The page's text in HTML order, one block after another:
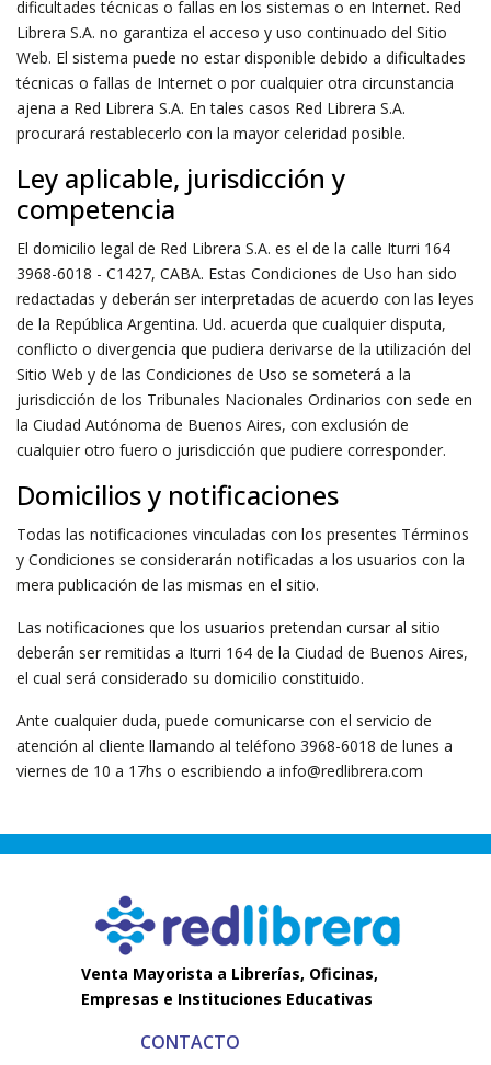
dificultades técnicas o fallas en los sistemas o en Internet. Red
Librera S.A. no garantiza el acceso y uso continuado del Sitio
Web. El sistema puede no estar disponible debido a dificultades
técnicas o fallas de Internet o por cualquier otra circunstancia
ajena a Red Librera S.A. En tales casos Red Librera S.A.
procurará restablecerlo con la mayor celeridad posible.
Ley aplicable, jurisdicción y
competencia
El domicilio legal de Red Librera S.A. es el de la calle Iturri 164
3968-6018 - C1427, CABA. Estas Condiciones de Uso han sido
redactadas y deberán ser interpretadas de acuerdo con las leyes
de la República Argentina. Ud. acuerda que cualquier disputa,
conflicto o divergencia que pudiera derivarse de la utilización del
Sitio Web y de las Condiciones de Uso se someterá a la
jurisdicción de los Tribunales Nacionales Ordinarios con sede en
la Ciudad Autónoma de Buenos Aires, con exclusión de
cualquier otro fuero o jurisdicción que pudiere corresponder.
Domicilios y notificaciones
Todas las notificaciones vinculadas con los presentes Términos
y Condiciones se considerarán notificadas a los usuarios con la
mera publicación de las mismas en el sitio.
Las notificaciones que los usuarios pretendan cursar al sitio
deberán ser remitidas a Iturri 164 de la Ciudad de Buenos Aires,
el cual será considerado su domicilio constituido.
Ante cualquier duda, puede comunicarse con el servicio de
atención al cliente llamando al teléfono 3968-6018 de lunes a
viernes de 10 a 17hs o escribiendo a info@redlibrera.com
Venta Mayorista a Librerías, Oficinas,
Empresas e Instituciones Educativas
CONTACTO